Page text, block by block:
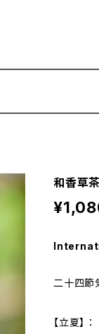
和香草
二十四
【立夏】 ：